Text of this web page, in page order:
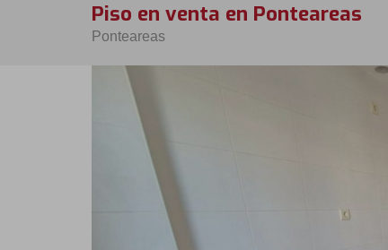
Piso en venta en Ponteareas
Ponteareas